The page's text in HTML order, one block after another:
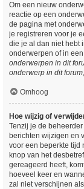
Om een nieuw
reactie op een
de pagina met
je registreren voor je
die je al dan niet hebt
onderwerpen of in
onderwerpen in dit
onderwerp in dit
Omhoog
Hoe wijzig of
Tenzij je de
berichten wijzigen en
voor een beperkte tijd
knop van het
gereageerd heeft,
hoeveel keer en
zal niet verschijnen